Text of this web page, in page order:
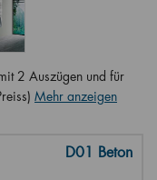
2 Auszügen und für
Mehr anzeigen
D01 Beton